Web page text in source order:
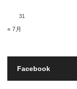
31
« 7月
Facebook